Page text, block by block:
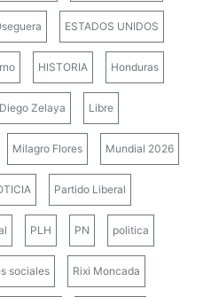
ESTADOS UNIDOS
HISTORIA Honduras
Zelaya Libre
Milagro Flores Mundial 2026
Partido Liberal
PLH PN politica
sociales Rixi Moncada